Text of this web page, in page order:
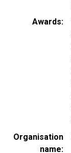
Awards
Organisation
name